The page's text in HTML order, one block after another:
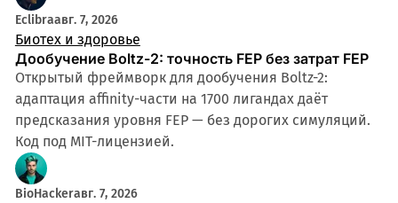
Eclibraавг. 7, 2026
Биотех и здоровье
Дообучение Boltz-2: точность FEP без затрат FEP
Открытый фреймворк для дообучения Boltz-2:
адаптация affinity-части на 1700 лигандах даёт
предсказания уровня FEP — без дорогих симуляций.
Код под MIT-лицензией.
BioHackerавг. 7, 2026